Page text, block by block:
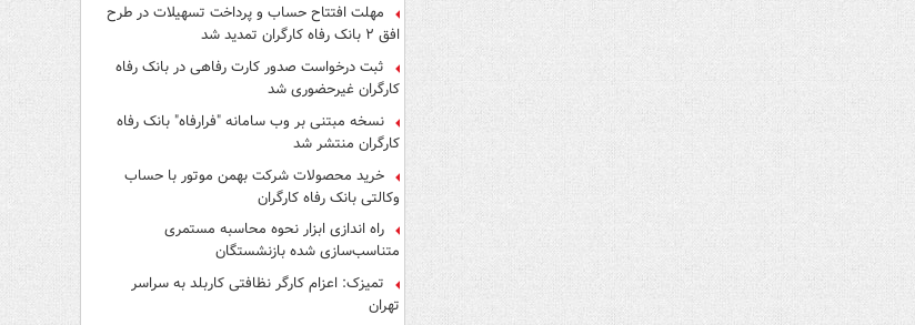
مهلت افتتاح حساب و پرداخت تسهیلات در طرح
افق ۲ بانک رفاه کارگران تمدید شد
ثبت درخواست صدور کارت رفاهی در بانک رفاه
کارگران غیرحضوری شد
نسخه مبتنی بر وب سامانه "فرارفاه" بانک رفاه
کارگران منتشر شد
خرید محصولات شرکت بهمن موتور با حساب
وکالتی بانک رفاه کارگران
راه اندازی ابزار نحوه محاسبه مستمری
متناسب‌سازی شده بازنشستگان
تمیزک: اعزام کارگر نظافتی کاربلد به سراسر
تهران